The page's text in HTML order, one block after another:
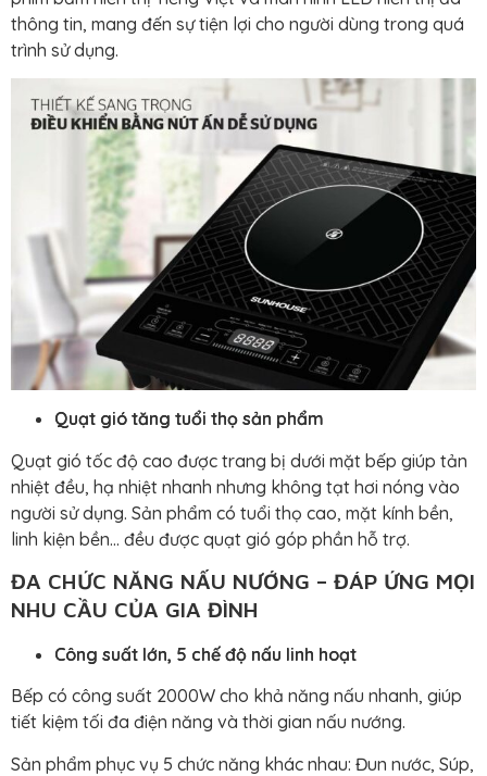
thông tin, mang đến sự tiện lợi cho người dùng trong quá
trình sử dụng.
Quạt gió tăng tuổi thọ sản phẩm
Quạt gió tốc độ cao được trang bị dưới mặt bếp giúp tản
nhiệt đều, hạ nhiệt nhanh nhưng không tạt hơi nóng vào
người sử dụng. Sản phẩm có tuổi thọ cao, mặt kính bền,
linh kiện bền… đều được quạt gió góp phần hỗ trợ.
ĐA CHỨC NĂNG NẤU NƯỚNG – ĐÁP ỨNG MỌI
NHU CẦU CỦA GIA ĐÌNH
Công suất lớn, 5 chế độ nấu linh hoạt
Bếp có công suất 2000W cho khả năng nấu nhanh, giúp
tiết kiệm tối đa điện năng và thời gian nấu nướng.
Sản phẩm phục vụ 5 chức năng khác nhau: Đun nước, Súp,